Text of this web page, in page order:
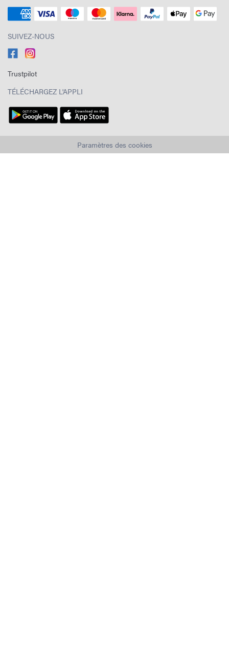
SUIVEZ-NOUS
Trustpilot
TÉLÉCHARGEZ L'APPLI
Paramètres des cookies